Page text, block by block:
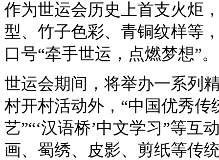
作为世运会历史上首支火炬
型、竹子色彩、青铜纹样等
口号“牵手世运，点燃梦想”。
世运会期间，将举办一系列
村开村活动外，“中国优秀传
艺”“‘汉语桥’中文学习”等互
画、蜀绣、皮影、剪纸等传